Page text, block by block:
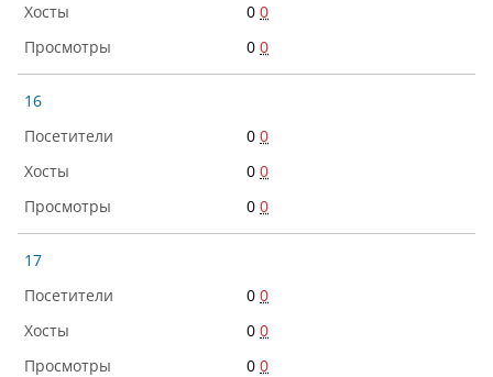
0 0
0 0
16
0 0
0 0
0 0
17
0 0
0 0
0 0